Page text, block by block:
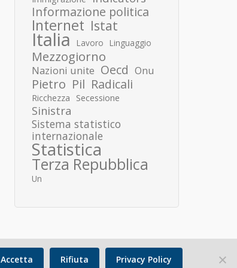
Informazione politica
Internet Istat
Italia Lavoro Linguaggio
Mezzogiorno
Nazioni unite Oecd Onu
Pietro Pil Radicali
Ricchezza Secessione
Sinistra
Sistema statistico
internazionale
Statistica
Terza Repubblica
Un
Copyright © 2026 Donato Speroni |Privacy Policy
Accetta Rifiuta Privacy Policy